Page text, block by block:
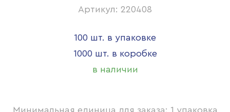
Артикул: 220408
100 шт. в упаковке
1000 шт. в коробке
в наличии
Минимальная единица для заказа: 1 упаковка